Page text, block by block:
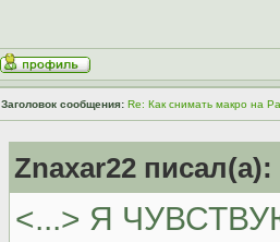
Заголовок сообщения: Re: Как снимать макро на
Znaxar22 писал(а):
<...> Я